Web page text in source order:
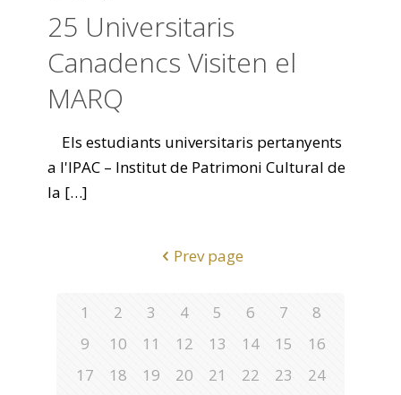
25 Universitaris
Canadencs Visiten el
MARQ
Els estudiants universitaris pertanyents
a l'IPAC – Institut de Patrimoni Cultural de
la […]
Prev page
1 2 3 4 5 6 7
8
9
10 11 12 13 14 15
16
17
18 19 20 21 22 23
24